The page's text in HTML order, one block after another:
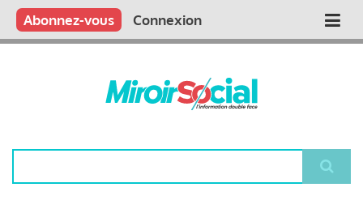
Aller
contenu
Main
Qui sommes nous ?
Vous publiez
Nous publions
Contactez-nous
Abonnez-vous Connexion